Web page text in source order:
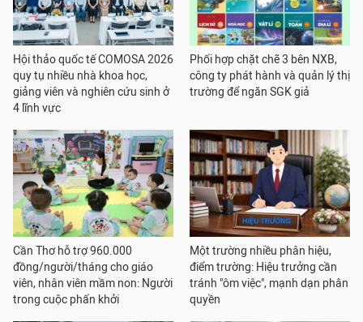
Hội thảo quốc tế COMOSA 2026
quy tụ nhiều nhà khoa học,
giảng viên và nghiên cứu sinh ở
4 lĩnh vực
Phối hợp chặt chẽ 3 bên NXB,
công ty phát hành và quản lý thị
trường để ngăn SGK giả
Cần Thơ hỗ trợ 960.000
đồng/người/tháng cho giáo
viên, nhân viên mầm non: Người
trong cuộc phấn khởi
Một trường nhiều phân hiệu,
điểm trường: Hiệu trưởng cần
tránh "ôm việc", mạnh dạn phân
quyền